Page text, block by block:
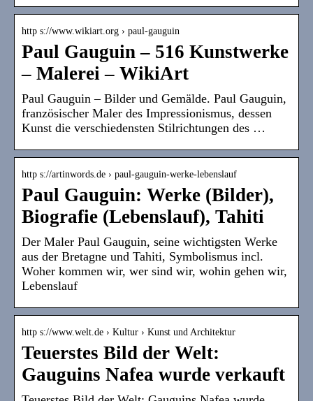
http s://www.wikiart.org › paul-gauguin
Paul Gauguin – 516 Kunstwerke
– Malerei – WikiArt
Paul Gauguin – Bilder und Gemälde. Paul Gauguin,
französischer Maler des Impressionismus, dessen
Kunst die verschiedensten Stilrichtungen des …
http s://artinwords.de › paul-gauguin-werke-lebenslauf
Paul Gauguin: Werke (Bilder),
Biografie (Lebenslauf), Tahiti
Der Maler Paul Gauguin, seine wichtigsten Werke
aus der Bretagne und Tahiti, Symbolismus incl.
Woher kommen wir, wer sind wir, wohin gehen wir,
Lebenslauf
http s://www.welt.de › Kultur › Kunst und Architektur
Teuerstes Bild der Welt:
Gauguins Nafea wurde verkauft